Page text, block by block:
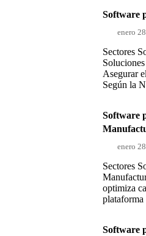
Software
enero
Sectores
Asegurar
Según la
Software
enero
Sectores
optimiza
Software